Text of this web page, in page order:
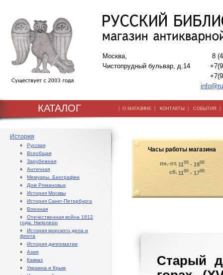
Москва,
Чистопрудный бульвар, д.14
8
КАТАЛОГ | О МАГАЗИНЕ | КОНТАКТЫ | СОБЫТИЯ
История
♦ Русская
♦ Всеобщая
♦ Зарубежная
♦ Античная
♦ Мемуары. Биографии
♦ Дом Романовых
♦ История Москвы
♦ История Санкт-Петербурга
♦ Военная
♦ Отечественная война 1812
года. Наполеон
♦ История морского дела и
флота
♦ История дипломатии
♦ Азия
♦ Кавказ
♦ Украина и Крым
Часы работы магазина
пн.-пт.1100 - 1900
сб.1100 - 1700
Старый